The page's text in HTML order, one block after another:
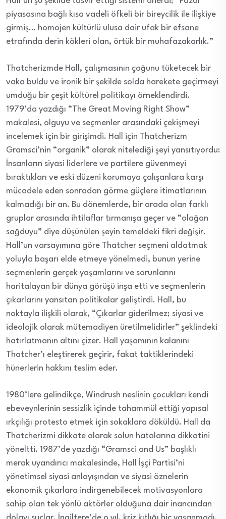
piyasasına bağlı kısa vadeli öfkeli bir bireycilik ile ilişkiye
girmiş… homojen kültürlü ulusa dair ufak bir efsane
etrafında derin kökleri olan, örtük bir muhafazakarlık.”
Thatcherizmde Hall, çalışmasının çoğunu tüketecek bir
vaka buldu ve ironik bir şekilde solda harekete geçirmeyi
umduğu bir çeşit kültürel politikayı örneklendirdi.
1979’da yazdığı “The Great Moving Right Show”
makalesi, olguyu ve seçmenler arasındaki çekişmeyi
incelemek için bir girişimdi. Hall için Thatcherizm
Gramsci’nin “organik” olarak nitelediği şeyi yansıtıyordu:
İnsanların siyasi liderlere ve partilere güvenmeyi
bıraktıkları ve eski düzeni korumaya çalışanlara karşı
mücadele eden sonradan görme güçlere itimatlarının
kalmadığı bir an. Bu dönemlerde, bir arada olan farklı
gruplar arasında ihtilaflar tırmanışa geçer ve “olağan
sağduyu” diye düşünülen şeyin temeldeki fikri değişir.
Hall’un varsayımına göre Thatcher seçmeni aldatmak
yoluyla başarı elde etmeye yönelmedi, bunun yerine
seçmenlerin gerçek yaşamlarını ve sorunlarını
haritalayan bir dünya görüşü inşa etti ve seçmenlerin
çıkarlarını yansıtan politikalar geliştirdi. Hall, bu
noktayla ilişkili olarak, “Çıkarlar giderilmez; siyasi ve
ideolojik olarak mütemadiyen üretilmelidirler” şeklindeki
hatırlatmanın altını çizer. Hall yaşamının kalanını
Thatcher’ı eleştirerek geçirir, fakat taktiklerindeki
hünerlerin hakkını teslim eder.
1980’lere gelindikçe, Windrush neslinin çocukları kendi
ebeveynlerinin sessizlik içinde tahammül ettiği yapısal
ırkçılığı protesto etmek için sokaklara döküldü. Hall da
Thatcherizmi dikkate alarak solun hatalarına dikkatini
yöneltti. 1987’de yazdığı “Gramsci and Us” başlıklı
merak uyandırıcı makalesinde, Hall İşçi Partisi’ni
yönetimsel siyasi anlayışından ve siyasi öznelerin
ekonomik çıkarlara indirgenebilecek motivasyonlara
sahip olan tek yönlü aktörler olduğuna dair inancından